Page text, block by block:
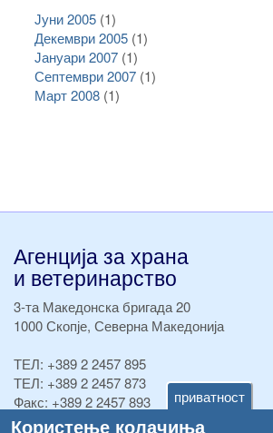
приватност
Користење колачиња
Јуни 2005(1)
Декември 2005(1)
Јануари 2007(1)
Септември 2007(1)
Март 2008(1)
Агенција за храна
и ветеринарство
3-та Македонска бригада 20
1000 Скопје, Северна Македонија
ТЕЛ: +389 2 2457 895
ТЕЛ: +389 2 2457 873
Факс: +389 2 2457 893
Факс:+389 2 2457 871